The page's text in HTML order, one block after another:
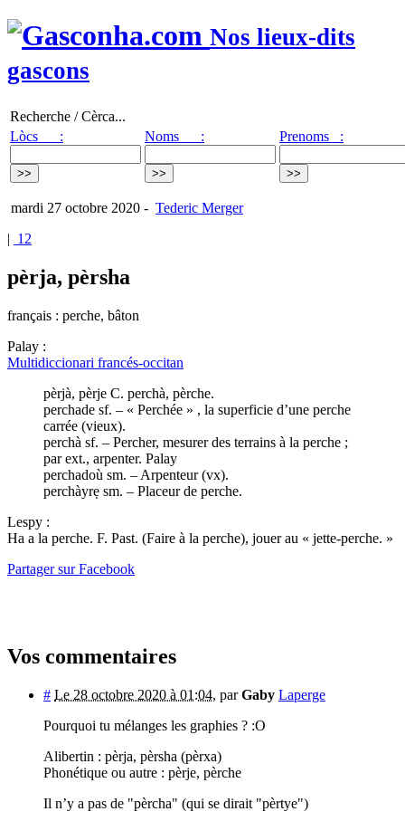
Nos lieux-dits
gascons
Recherche / Cèrca...
Lòcs :
Noms : Prenoms :
mardi 27 octobre 2020 - Tederic Merger
| 12
pèrja, pèrsha
français : perche, bâton
Palay :
Multidiccionari francés-occitan
pèrjà, pèrje C. perchà, pèrche.
perchade sf. – « Perchée » , la superficie d’une perche
carrée (vieux).
perchà sf. – Percher, mesurer des terrains à la perche ;
par ext., arpenter. Palay
perchadoù sm. – Arpenteur (vx).
perchàyrẹ sm. – Placeur de perche.
Lespy :
Ha a la perche. F. Past. (Faire à la perche), jouer au « jette-perche. »
Partager sur Facebook
Vos commentaires
# Le 28 octobre 2020 à 01:04, parGaby Laperge
Pourquoi tu mélanges les graphies ? :O
Alibertin : pèrja, pèrsha (pèrxa)
Phonétique ou autre : pèrje, pèrche
Il n’y a pas de "pèrcha" (qui se dirait "pèrtye")